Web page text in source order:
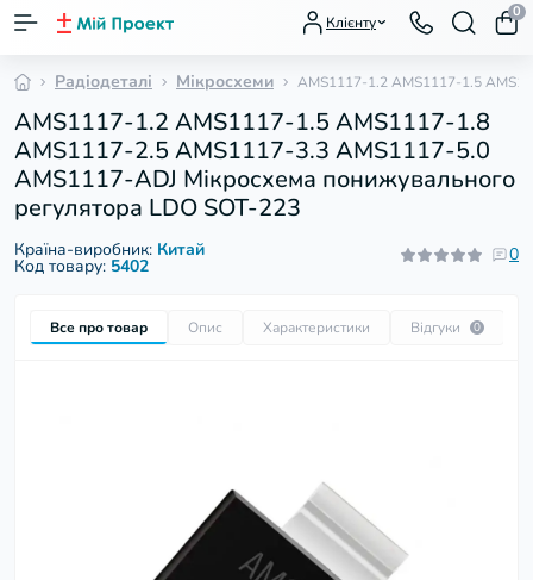
Клієнту
0
Радіодеталі Мікросхеми AMS1117-1.2 AMS1117-1.5
AMS1117-1.2 AMS1117-1.5 AMS1117-1.8
AMS1117-2.5 AMS1117-3.3 AMS1117-5.0
AMS1117-ADJ Мікросхема понижувального
регулятора LDO SOT-223
Країна-виробник: Китай
Код товару: 5402
0
Все про товар Опис Характеристики Відгуки 0